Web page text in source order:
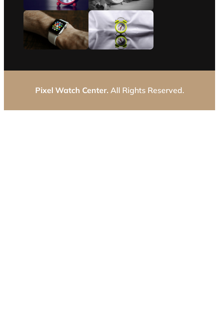
Pixel Watch Center. All Rights Reserved.